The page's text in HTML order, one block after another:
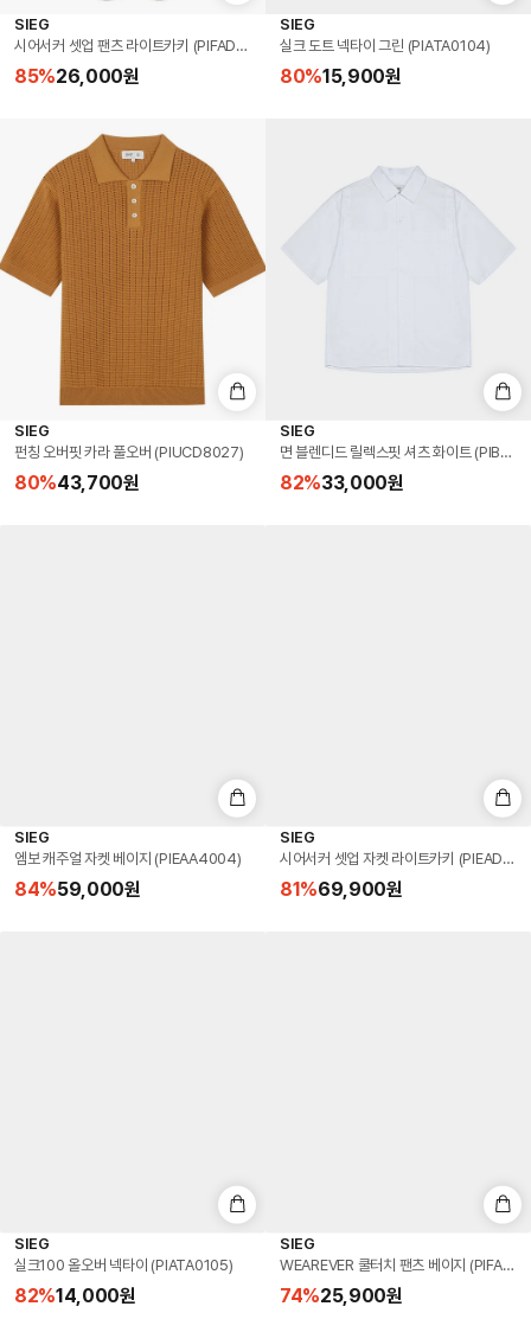
SIEG
시어서커 셋업 팬츠 라이트카키 (PIFAD4231)
85%26,000원
SIEG
실크 도트 넥타이 그린 (PIATA0104)
80%15,900원
SIEG
펀칭 오버핏 카라 풀오버 (PIUCD8027)
80%43,700원
SIEG
면 블렌디드 릴렉스핏 셔츠 화이트
82%33,000원
SIEG
엠보 캐주얼 자켓 베이지 (PIEAA4004)
84%59,000원
SIEG
시어서커 셋업 자켓 라이트카키
81%69,900원
SIEG
실크100 올오버 넥타이 (PIATA0105)
82%14,000원
SIEG
WEAREVER 쿨터치 팬츠 베이지
74%25,900원